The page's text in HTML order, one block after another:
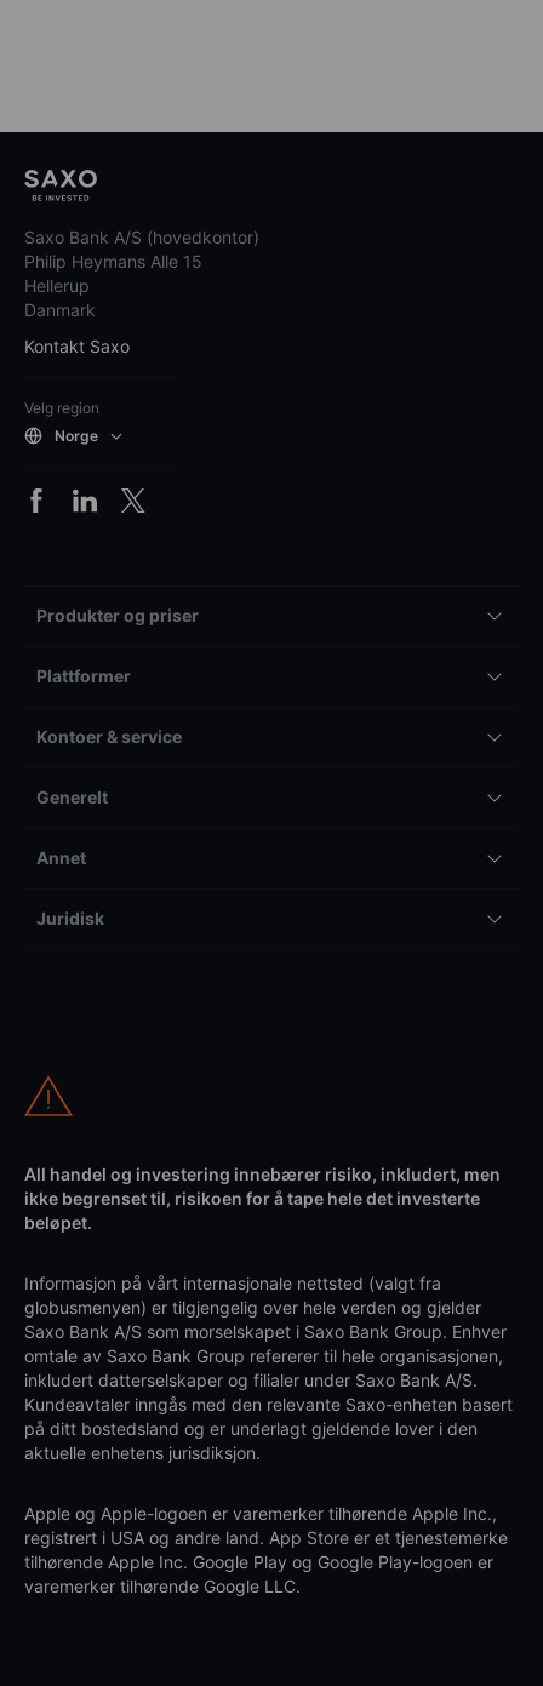
Saxo Bank A/S (hovedkontor)
Philip Heymans Alle 15
Hellerup
Danmark
Kontakt Saxo
Velg region
Norge
Produkter og priser
Plattformer
Kontoer & service
Generelt
Annet
Juridisk
All handel og investering innebærer risiko, inkludert, men
ikke begrenset til, risikoen for å tape hele det investerte
beløpet.
Informasjon på vårt internasjonale nettsted (valgt fra
globusmenyen) er tilgjengelig over hele verden og gjelder
Saxo Bank A/S som morselskapet i Saxo Bank Group. Enhver
omtale av Saxo Bank Group refererer til hele organisasjonen,
inkludert datterselskaper og filialer under Saxo Bank A/S.
Kundeavtaler inngås med den relevante Saxo-enheten basert
på ditt bostedsland og er underlagt gjeldende lover i den
aktuelle enhetens jurisdiksjon.
Apple og Apple-logoen er varemerker tilhørende Apple Inc.,
registrert i USA og andre land. App Store er et tjenestemerke
tilhørende Apple Inc. Google Play og Google Play-logoen er
varemerker tilhørende Google LLC.